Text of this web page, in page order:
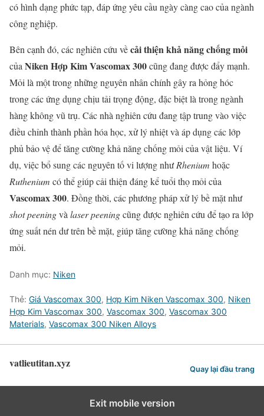
có hình dạng phức tạp, đáp ứng yêu cầu ngày càng cao của ngành
công nghiệp.
Bên cạnh đó, các nghiên cứu vềcải thiện khả năng chống mỏi
củaNiken Hợp Kim Vascomax 300cũng đang được đẩy mạnh.
Mỏi là một trong những nguyên nhân chính gây ra hỏng hóc
trong các ứng dụng chịu tải trọng động, đặc biệt là trong ngành
hàng không vũ trụ. Các nhà nghiên cứu đang tập trung vào việc
điều chỉnh thành phần hóa học, xử lý nhiệt và áp dụng các lớp
phủ bảo vệ để tăng cường khả năng chống mỏi của vật liệu. Ví
dụ, việc bổ sung các nguyên tố vi lượng nhưRhenium hoặc
Ruthenium có thể giúp cải thiện đáng kể tuổi thọ mỏi của
Vascomax 300. Đồng thời, các phương pháp xử lý bề mặt như
shot peeningvàlaser peeningcũng được nghiên cứu để tạo ra lớp
ứng suất nén dư trên bề mặt, giúp tăng cường khả năng chống
mỏi.
Danh mục: Niken
Thẻ: Giá Vascomax 300, Hợp Kim Niken Vascomax 300, Niken
Hợp Kim Vascomax 300, Vascomax 300, Vascomax 300
Materials, Vascomax 300 Niken Alloys
vatlieutitan.xyz Quay lại đầu trang
Exit mobile version